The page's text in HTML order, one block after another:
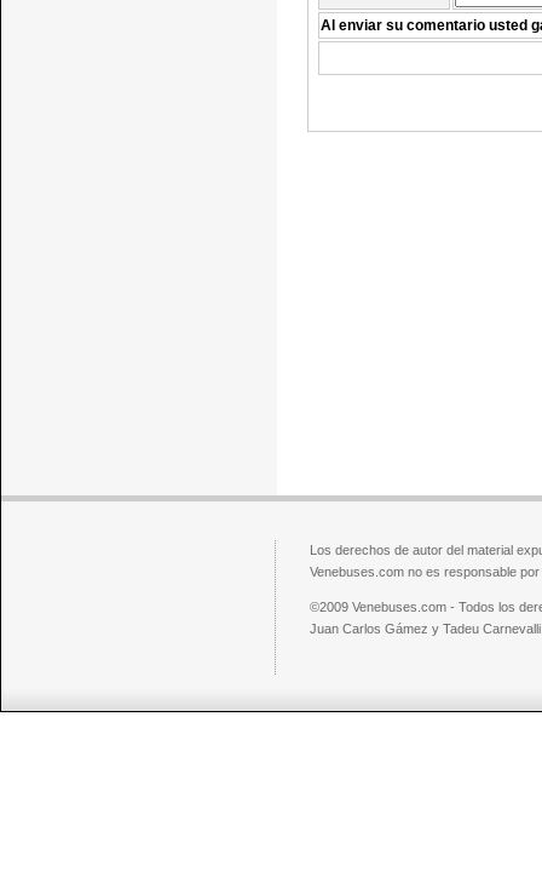
Al enviar su comentario usted
Los derechos de autor del material
Venebuses.com no es responsable
©2009 Venebuses.com - Todos los
Juan Carlos Gámez y Tadeu Carnevalli